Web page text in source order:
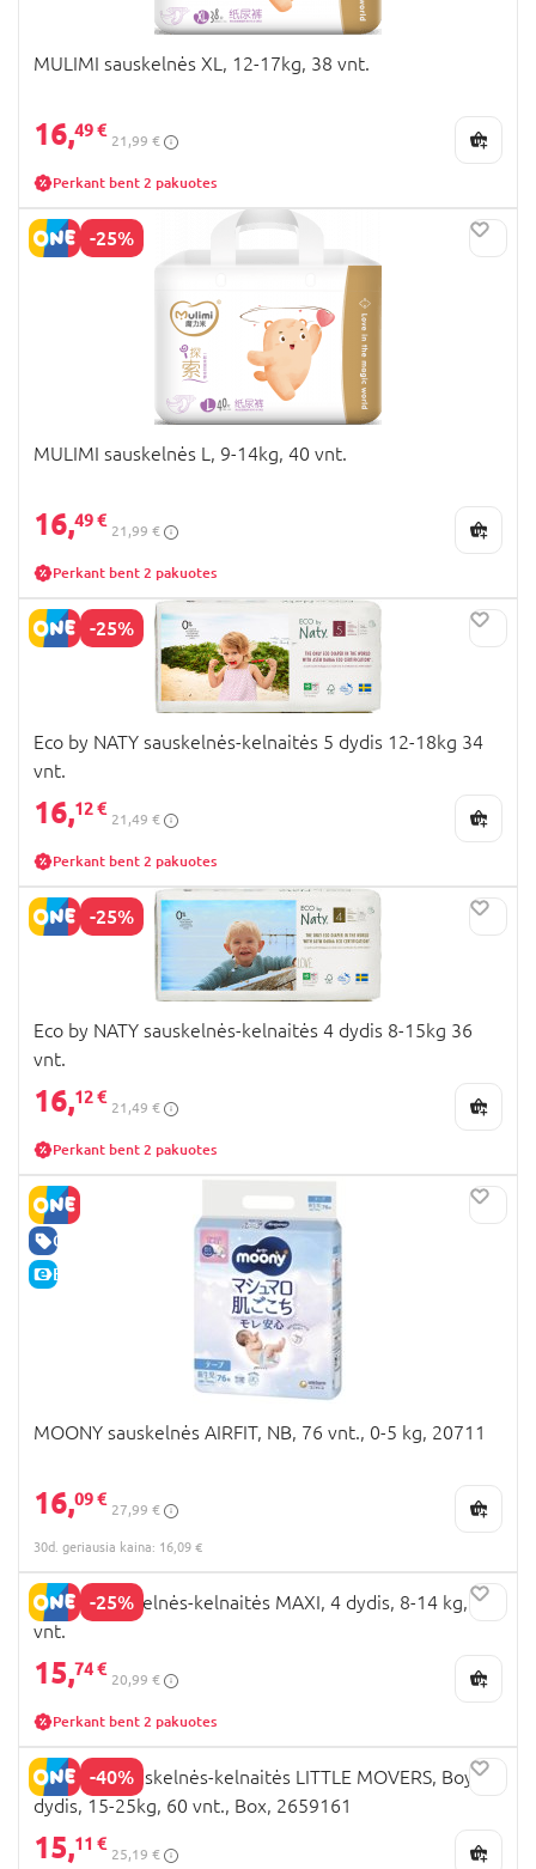
MULIMI sauskelnės XL, 12-17kg, 38 vnt.
16,49 €
21,99 €
Perkant bent 2 pakuotes
-25%
MULIMI sauskelnės L, 9-14kg, 40 vnt.
16,49 €
21,99 €
Perkant bent 2 pakuotes
-25%
Eco by NATY sauskelnės-kelnaitės 5 dydis 12-18kg 34
vnt.
16,12 €
21,49 €
Perkant bent 2 pakuotes
-25%
Eco by NATY sauskelnės-kelnaitės 4 dydis 8-15kg 36
vnt.
16,12 €
21,49 €
Perkant bent 2 pakuotes
GERA KAINA
E-KAINA
MOONY sauskelnės AIRFIT, NB, 76 vnt., 0-5 kg, 20711
16,09 €
27,99 €
30d. geriausia kaina: 16,09 €
-25%
HAPPY sauskelnės-kelnaitės MAXI, 4 dydis, 8-14 kg, 44
vnt.
15,74 €
20,99 €
Perkant bent 2 pakuotes
-40%
HUGGIES sauskelnės-kelnaitės LITTLE MOVERS, Boys, 6
dydis, 15-25kg, 60 vnt., Box, 2659161
15,11 €
25,19 €